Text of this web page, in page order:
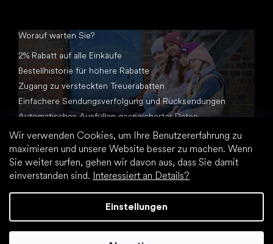
Wir verwenden Cookies, um Ihre Benutzererfahrung zu
maximieren und unsere Website besser zu machen. Wenn
Sie weiter surfen, gehen wir davon aus, dass Sie damit
einverstanden sind. Interessiert an Details?
Einstellungen
Worauf warten Sie?
2% Rabatt auf alle Einkäufe
Bestellhistorie für höhere Rabatte
Zugang zu versteckten Treuerabatten
Einfachere Sendungsverfolgung und Rücksendungen
Automatisches Ausfüllen gespeicherter Daten
Alle Dokumente an einem Ort
Erstellt von Shoptet Premium